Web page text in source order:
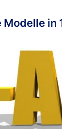
Modelle in